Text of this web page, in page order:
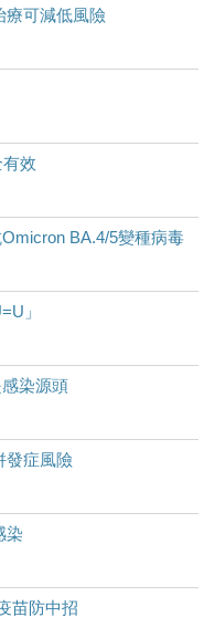
療可減低風險
效
BA.4/5變種病毒
」
染源頭
發症風險
染
苗防中招